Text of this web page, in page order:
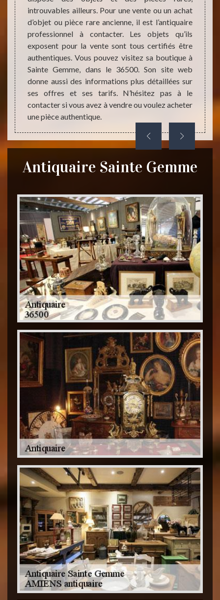
ses
pour
de
fois
introuvables ailleurs. Pour une vente ou un achat
d’objet ou pièce rare ancienne, il est l’antiquaire
professionnel à contacter. Les objets qu’ils
exposent pour la vente sont tous certifiés être
authentiques. Vous pouvez visitez sa boutique à
Sainte Gemme, dans le 36500. Son site web
donne aussi des informations plus détaillées sur
ses offres et ses tarifs. N’hésitez pas à le
contacter si vous avez à vendre ou voulez acheter
une pièce authentique.
par
Antiquaire Sainte Gemme